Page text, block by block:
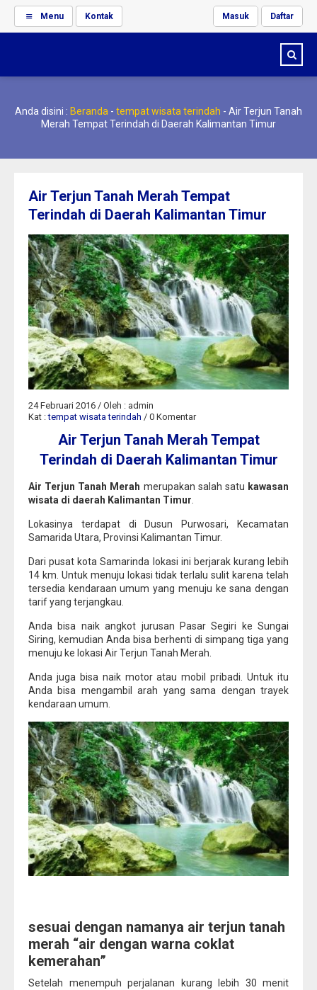
Menu Kontak Masuk Daftar
Anda disini : Beranda - tempat wisata terindah - Air Terjun Tanah
Merah Tempat Terindah di Daerah Kalimantan Timur
Air Terjun Tanah Merah Tempat
Terindah di Daerah Kalimantan Timur
24 Februari 2016 / Oleh : admin
Kat :tempat wisata terindah / 0 Komentar
Air Terjun Tanah Merah Tempat
Terindah di Daerah Kalimantan Timur
Air Terjun Tanah Merah merupakan salah satu kawasan
wisata di daerah Kalimantan Timur
Lokasinya terdapat di Dusun Purwosari, Kecamatan
Samarida Utara, Provinsi Kalimantan Timur.
Dari pusat kota Samarinda lokasi ini berjarak kurang lebih
14 km. Untuk menuju lokasi tidak terlalu sulit karena telah
tersedia kendaraan umum yang menuju ke sana dengan
tarif yang terjangkau.
Anda bisa naik angkot jurusan Pasar Segiri ke Sungai
Siring, kemudian Anda bisa berhenti di simpang tiga yang
menuju ke lokasi Air Terjun Tanah Merah.
Anda juga bisa naik motor atau mobil pribadi. Untuk itu
Anda bisa mengambil arah yang sama dengan trayek
kendaraan umum.
sesuai dengan namanya air terjun tanah
merah “air dengan warna coklat
kemerahan”
Setelah menempuh perjalanan kurang lebih 30 menit